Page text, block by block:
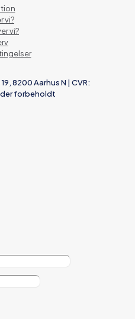
vi?
vi?
8200 Aarhus N | CVR:
forbeholdt